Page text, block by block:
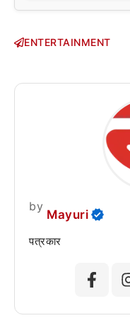
ENTERTAINMENT
by
Mayuri
पत्रकार